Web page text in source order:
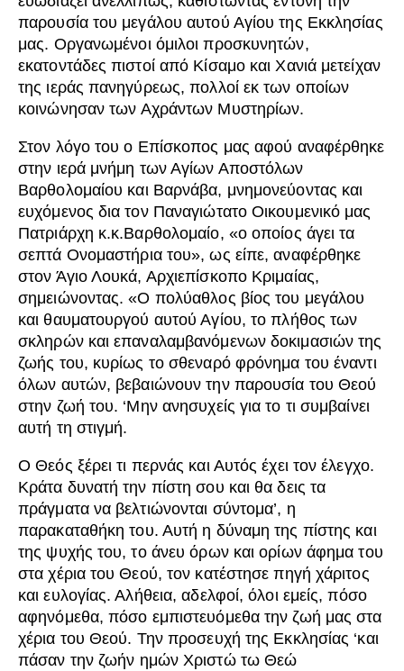
παρουσία του μεγάλου αυτού Αγίου της Εκκλησίας
μας. Οργανωμένοι όμιλοι προσκυνητών,
εκατοντάδες πιστοί από Κίσαμο και Χανιά μετείχαν
της ιεράς πανηγύρεως, πολλοί εκ των οποίων
κοινώνησαν των Αχράντων Μυστηρίων.
Στον λόγο του ο Επίσκοπος μας αφού αναφέρθηκε
στην ιερά μνήμη των Αγίων Αποστόλων
Βαρθολομαίου και Βαρνάβα, μνημονεύοντας και
ευχόμενος δια τον Παναγιώτατο Οικουμενικό μας
Πατριάρχη κ.κ.Βαρθολομαίο, «ο οποίος άγει τα
σεπτά Ονομαστήρια του», ως είπε, αναφέρθηκε
στον Άγιο Λουκά, Αρχιεπίσκοπο Κριμαίας,
σημειώνοντας. «Ο πολύαθλος βίος του μεγάλου
και θαυματουργού αυτού Αγίου, το πλήθος των
σκληρών και επαναλαμβανόμενων δοκιμασιών της
ζωής του, κυρίως το σθεναρό φρόνημα του έναντι
όλων αυτών, βεβαιώνουν την παρουσία του Θεού
στην ζωή του. ‘Μην ανησυχείς για το τι συμβαίνει
αυτή τη στιγμή.
Ο Θεός ξέρει τι περνάς και Αυτός έχει τον έλεγχο.
Κράτα δυνατή την πίστη σου και θα δεις τα
πράγματα να βελτιώνονται σύντομα’, η
παρακαταθήκη του. Αυτή η δύναμη της πίστης και
της ψυχής του, το άνευ όρων και ορίων άφημα του
στα χέρια του Θεού, τον κατέστησε πηγή χάριτος
και ευλογίας. Αλήθεια, αδελφοί, όλοι εμείς, πόσο
αφηνόμεθα, πόσο εμπιστευόμεθα την ζωή μας στα
χέρια του Θεού. Την προσευχή της Εκκλησίας ‘και
πάσαν την ζωήν ημών Χριστώ τω Θεώ